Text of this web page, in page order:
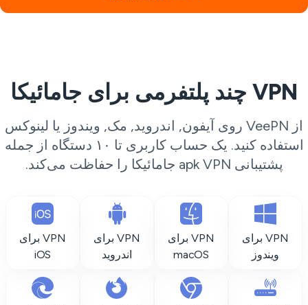
VPN چند پلتفرمی برای جامائیکا
از VeePN روی آیفون, اندروید, مک, ویندوز یا لینوکس
استفاده کنید. یک حساب کاربری تا ۱۰ دستگاه از جمله
پشتیبانی apk VPN جامائیکا را حفاظت می‌کند.
VPN برای
ویندوز
VPN برای
macOS
VPN برای
اندروید
VPN برای
iOS